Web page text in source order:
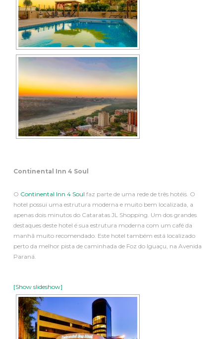
Continental Inn 4 Soul
O Continental Inn 4 Soul faz parte de uma rede de três hotéis. O
hotel possui uma estrutura moderna e muito bem localizada, a
apenas dois minutos do Cataratas JL Shopping. Um dos grandes
destaques deste hotel é sua estrutura moderna com um café da
manhã muito recomendado. Este hotel também está localizado
perto da melhor pista de caminhada de Foz do Iguaçu, na Avenida
Paraná.
[Show slideshow]